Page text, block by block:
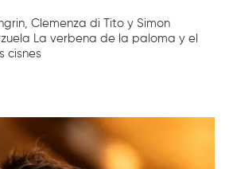
Clemenza di Tito y Simon
La verbena de la paloma y el
cisnes